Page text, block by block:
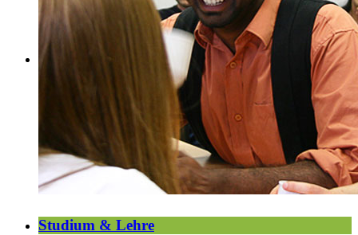
Forschung
Studium & Lehre